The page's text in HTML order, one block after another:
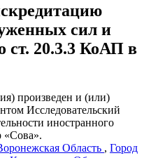
сил и
ст. 20.3.3 КоАП в
произведен и (или)
Исследовательский
иностранного
«Сова».
Область , Город